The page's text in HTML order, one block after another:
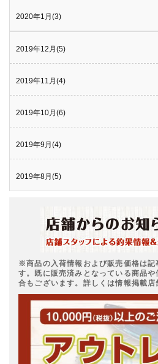
2020年1月(3)
2019年12月(5)
2019年11月(4)
2019年10月(6)
2019年9月(4)
2019年8月(5)
※商品の入荷情報および販売価格は記
す。既に販売済みとなっている商品
合もございます。詳しくは情報掲載店